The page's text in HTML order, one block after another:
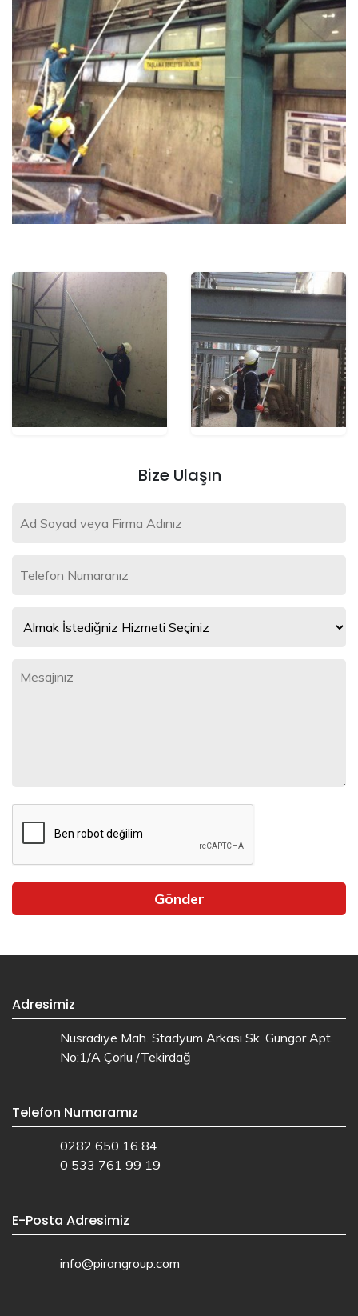
Bize Ulaşın
Gönder
Adresimiz
Nusradiye Mah. Stadyum Arkası Sk. Güngor Apt.
No:1/A Çorlu /Tekirdağ
Telefon Numaramız
0282 650 16 84
0 533 761 99 19
E-Posta Adresimiz
info@pirangroup.com